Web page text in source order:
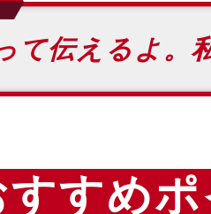
て伝えるよ。
すすめ